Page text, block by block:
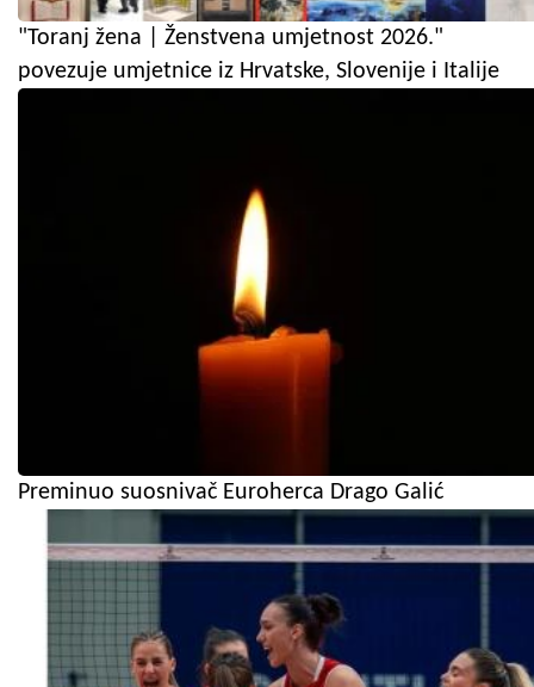
"Toranj žena | Ženstvena umjetnost 2026."
povezuje umjetnice iz Hrvatske, Slovenije i Italije
Preminuo suosnivač Euroherca Drago Galić